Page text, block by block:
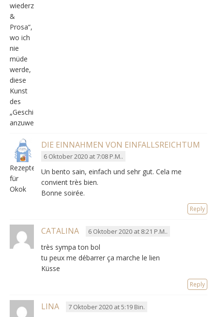
wiederzuentdecken
&
Prosa“,
wo ich
nie
müde
werde,
diese
Kunst
des
„Geschichtenerzählens“
anzuwenden
Rezepte
für
Okok
DIE EINNAHMEN VON EINFALLSREICHTUM
6 Oktober 2020 at 7:08 P.M..
Un bento sain, einfach und sehr gut. Cela me
convient très bien.
Bonne soirée.
Reply
CATALINA 6 Oktober 2020 at 8:21 P.M..
très sympa ton bol
tu peux me débarrer ça marche le lien
Küsse
Reply
LINA 7 Oktober 2020 at 5:19 Bin.